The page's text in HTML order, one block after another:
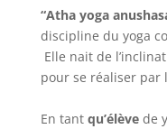
“Atha yoga
discipline du yoga
Elle nait de
pour se réaliser par
En tant qu’élèvede